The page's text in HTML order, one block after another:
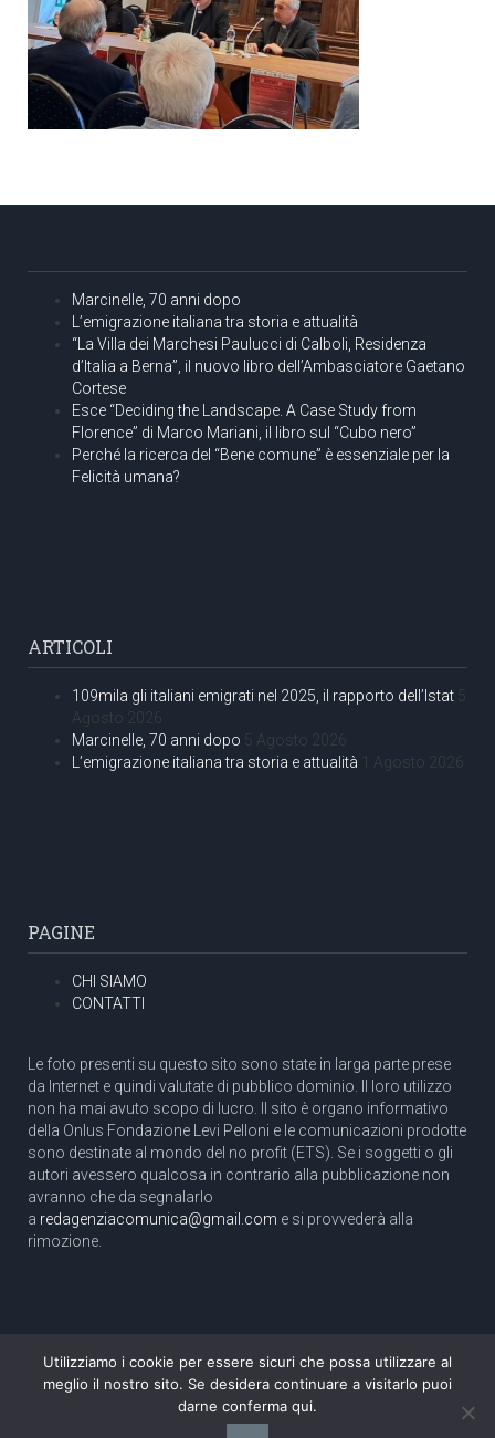
Marcinelle, 70 anni dopo
L’emigrazione italiana tra storia e attualità
“La Villa dei Marchesi Paulucci di Calboli, Residenza
d’Italia a Berna”, il nuovo libro dell’Ambasciatore Gaetano
Cortese
Esce “Deciding the Landscape. A Case Study from
Florence” di Marco Mariani, il libro sul “Cubo nero”
Perché la ricerca del “Bene comune” è essenziale per la
Felicità umana?
ARTICOLI
109mila gli italiani emigrati nel 2025, il rapporto dell’Istat 5
Agosto 2026
Marcinelle, 70 anni dopo 5 Agosto 2026
L’emigrazione italiana tra storia e attualità 1 Agosto 2026
PAGINE
CHI SIAMO
CONTATTI
Le foto presenti su questo sito sono state in larga parte prese
da Internet e quindi valutate di pubblico dominio. Il loro utilizzo
non ha mai avuto scopo di lucro. Il sito è organo informativo
della Onlus Fondazione Levi Pelloni e le comunicazioni prodotte
sono destinate al mondo del no profit (ETS). Se i soggetti o gli
autori avessero qualcosa in contrario alla pubblicazione non
avranno che da segnalarlo
a redagenziacomunica@gmail.com e si provvederà alla
rimozione.
Copyright 2003 com.unica - Tutti i diritti riservati
Aut. Tribunale di Roma N. 466/2003 dell'11/11/2003
Direttore responsabile: Pino Pelloni [direttore@agenziacomunica.net]
Utilizziamo i cookie per essere sicuri che possa utilizzare al
meglio il nostro sito. Se desidera continuare a visitarlo puoi
darne conferma qui.